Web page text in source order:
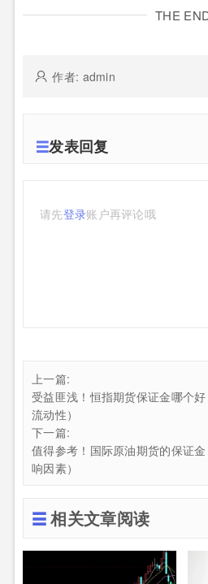
THE
作者: admin
发表回复
请先登录账户再评论哦
上一篇:
受益匪浅！恒指期货保证金哪个
流动性）
下一篇:
值得参考！国际原油期货的保证
响因素）
相关文章阅读